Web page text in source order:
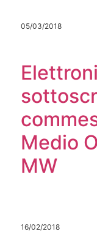
05/03/2018
Medio
MW
16/02/2018